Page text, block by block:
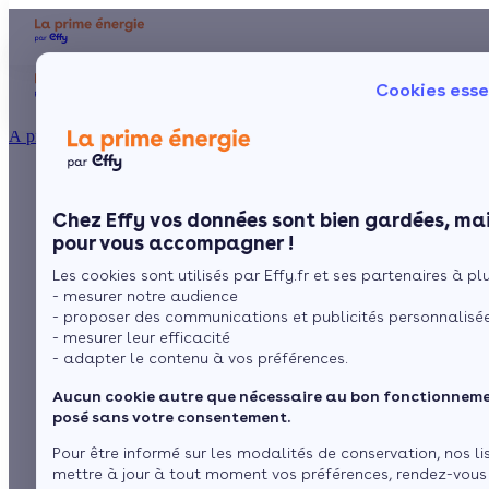
Cookies
Chez Effy vos données sont bien gardées,
pour vous accompagner !
Les cookies sont utilisés par Effy.fr et ses partenaires à
- mesurer notre audience
- proposer des communications et publicités
- mesurer leur efficacité
- adapter le contenu à vos préférences.
Aucun cookie autre que nécessaire au bon
posé sans votre consentement.
Pour être informé sur les modalités de conservation, nos
mettre à jour à tout moment vos préférences, rendez-
À propos
Le concept
Comment l'obtenir ?
Chauffage
Poêle à
Le crédit d’impôt
pour la chaudière à
bois
Sommaire
Une aide pour tous, le crédit d’impôt transition